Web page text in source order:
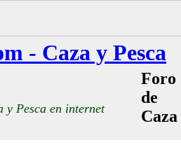
y Pesca en internet
Foro
de
Caza